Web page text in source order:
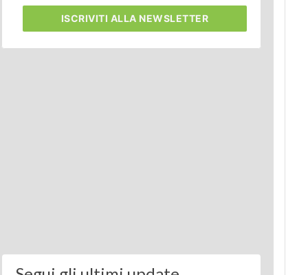
ISCRIVITI ALLA NEWSLETTER